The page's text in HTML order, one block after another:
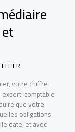
votre chiffre
comptable
que votre
obligations
date, et avec